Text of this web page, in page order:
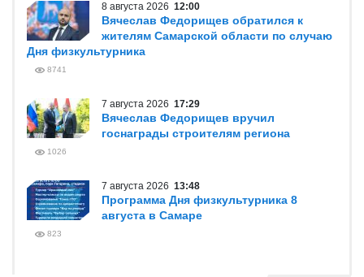
8 августа 2026 12:00
Вячеслав Федорищев обратился к
жителям Самарской области по случаю
Дня физкультурника
8741
7 августа 2026 17:29
Вячеслав Федорищев вручил
госнаграды строителям региона
1026
7 августа 2026 13:48
Программа Дня физкультурника 8
августа в Самаре
823